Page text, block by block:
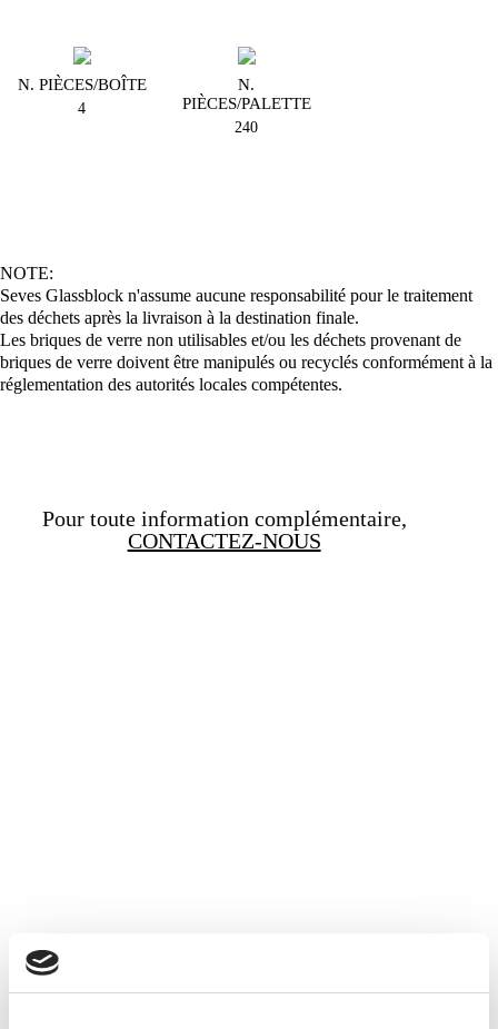
N. PIÈCES/BOÎTE
4
N.
PIÈCES/PALETTE
240
NOTE:
Seves Glassblock n'assume aucune responsabilité pour le traitement
des déchets après la livraison à la destination finale.
Les briques de verre non utilisables et/ou les déchets provenant de
briques de verre doivent être manipulés ou recyclés conformément à la
réglementation des autorités locales compétentes.
Pour toute information complémentaire,
CONTACTEZ-NOUS